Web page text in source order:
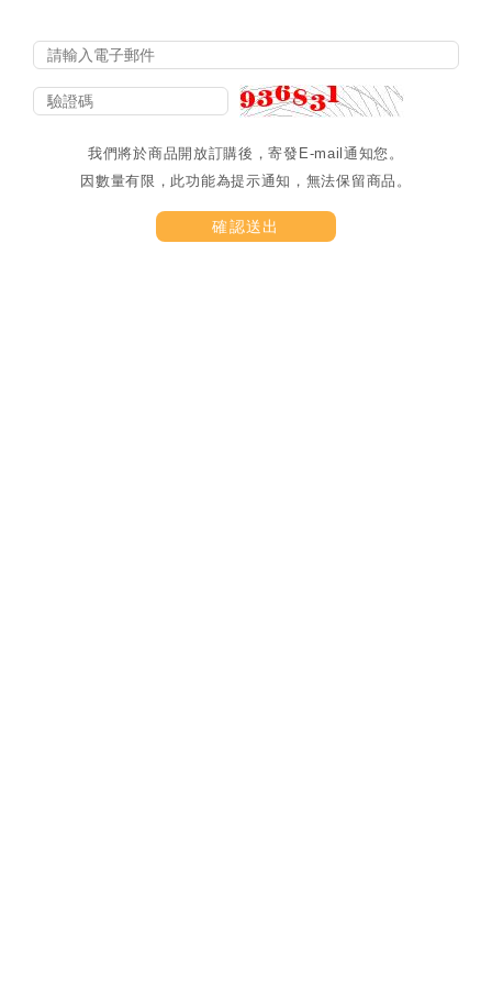
我們將於商品開放訂購後，寄發E-mail通知您。
因數量有限，此功能為提示通知，無法保留商品。
確認送出